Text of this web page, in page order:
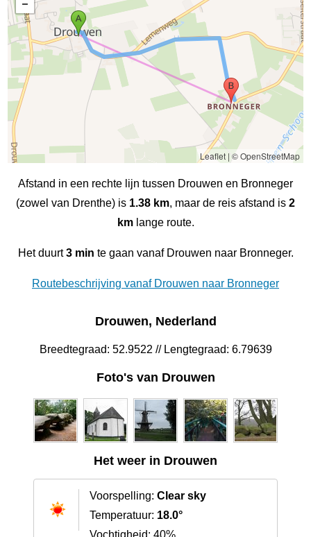
Leaflet| © OpenStreetMap
Afstand in een rechte lijn tussen Drouwen en Bronneger
(zowel van Drenthe) is 1.38 km, maar de reis afstand is 2
kmlange route.
Het duurt3 min te gaan vanaf Drouwen naar Bronneger.
Routebeschrijving vanaf Drouwen naar Bronneger
Drouwen, Nederland
Breedtegraad: 52.9522 // Lengtegraad: 6.79639
Foto's van Drouwen
Het weer in Drouwen
Voorspelling: Clear sky
Temperatuur: 18.0°